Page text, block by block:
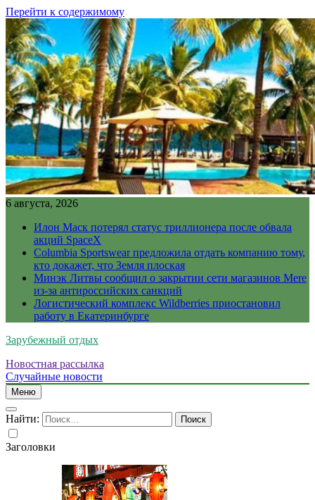
Перейти к содержимому
6 августа, 2026
Илон Маск потерял статус триллионера после обвала
акций SpaceX
Columbia Sportswear предложила отдать компанию тому,
кто докажет, что Земля плоская
Минэк Литвы сообщил о закрытии сети магазинов Mere
из-за антироссийских санкций
Логистический комплекс Wildberries приостановил
работу в Екатеринбурге
Зарубежный отдых
Новостная рассылка
Случайные новости
Меню
Найти:
Заголовки